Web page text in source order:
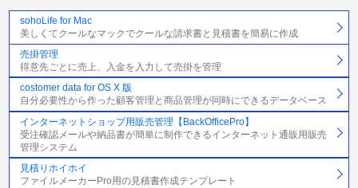
sohoLife for Mac
美しくてクールなマックでクールな請求書と見積書を簡易に作成
売掛管理
得意先ごとに売上、入金を入力して売掛を管理
costomer data for OS X 版
自分必要性から作った顧客管理と商品管理が同時にできるデータベース
インターネットショップ用販売管理【BackOfficePro】
受注確認メールや納品書が簡単に制作できるインターネット通販用販売
管理システム
見積りホイホイ
ファイルメーカーPro用の見積書作成テンプレート